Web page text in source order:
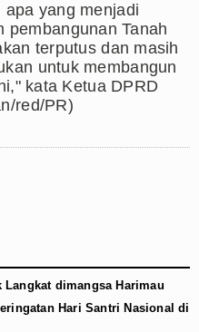
yang menjadi
pembangunan Tanah
terputus dan masih
untuk membangun
kata Ketua DPRD
red/PR)
Langkat dimangsa Harimau
Hari Santri Nasional di